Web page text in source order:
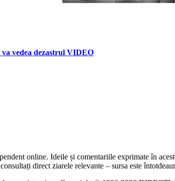
vedea dezastrul VIDEO
online. Ideile și comentariile exprimate în
direct ziarele relevante – sursa este